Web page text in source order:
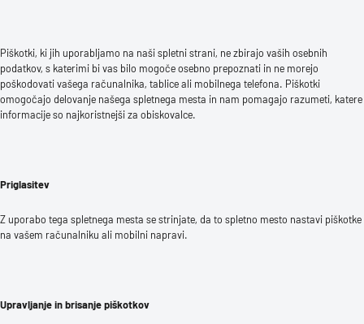
Piškotki, ki jih uporabljamo na naši spletni strani, ne zbirajo vaših osebnih
podatkov, s katerimi bi vas bilo mogoče osebno prepoznati in ne morejo
poškodovati vašega računalnika, tablice ali mobilnega telefona. Piškotki
omogočajo delovanje našega spletnega mesta in nam pomagajo razumeti, katere
informacije so najkoristnejši za obiskovalce.
Priglasitev
Z uporabo tega spletnega mesta se strinjate, da to spletno mesto nastavi piškotke
na vašem računalniku ali mobilni napravi.
Upravljanje in brisanje piškotkov